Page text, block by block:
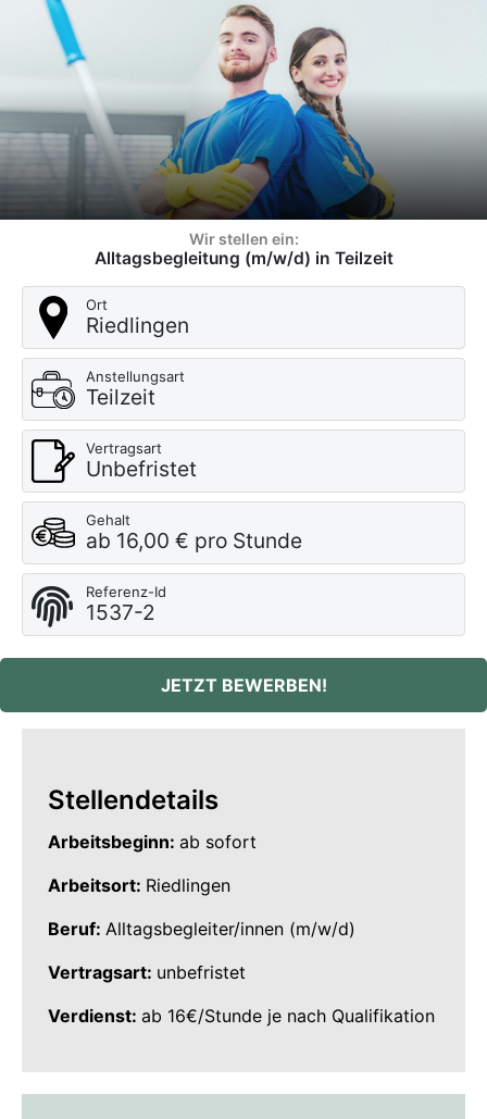
Wir stellen ein:
Alltagsbegleitung (m/w/d) in Teilzeit
Ort
Riedlingen
Anstellungsart
Teilzeit
Vertragsart
Unbefristet
Gehalt
ab 16,00 € pro Stunde
Referenz-Id
1537-2
JETZT BEWERBEN!
Stellendetails
Arbeitsbeginn: ab sofort
Arbeitsort: Riedlingen
Beruf: Alltagsbegleiter/innen (m/w/d)
Vertragsart: unbefristet
Verdienst: ab 16€/Stunde je nach Qualifikation